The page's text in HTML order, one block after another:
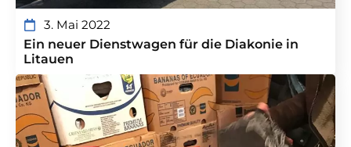
3. Mai 2022
Ein neuer Dienstwagen für die Diakonie in
Litauen